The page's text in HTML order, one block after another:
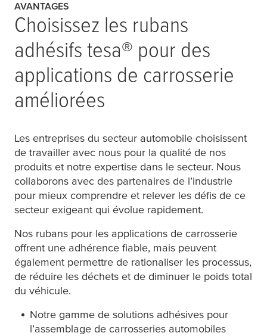
AVANTAGES
Choisissez les rubans
adhésifs tesa® pour des
applications de carrosserie
améliorées
Les entreprises du secteur automobile choisissent
de travailler avec nous pour la qualité de nos
produits et notre expertise dans le secteur. Nous
collaborons avec des partenaires de l’industrie
pour mieux comprendre et relever les défis de ce
secteur exigeant qui évolue rapidement.
Nos rubans pour les applications de carrosserie
offrent une adhérence fiable, mais peuvent
également permettre de rationaliser les processus,
de réduire les déchets et de diminuer le poids total
du véhicule.
Notre gamme de solutions adhésives pour
l’assemblage de carrosseries automobiles